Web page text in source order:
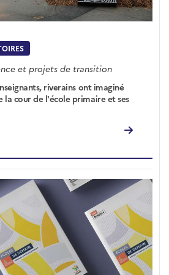
et projets de transition
riverains ont imaginé
la cour de l'école primaire et ses